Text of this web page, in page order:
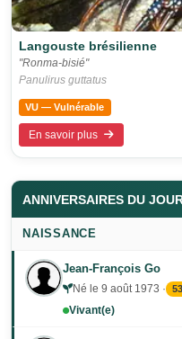
Langouste brésilienne
"Ronma-bisié"
Panulirus guttatus
VU — Vulnérable
En savoir plus
ANNIVERSAIRES DU
NAISSANCE
Jean-François Go
Né le 9 août 1973 ·
Vivant(e)